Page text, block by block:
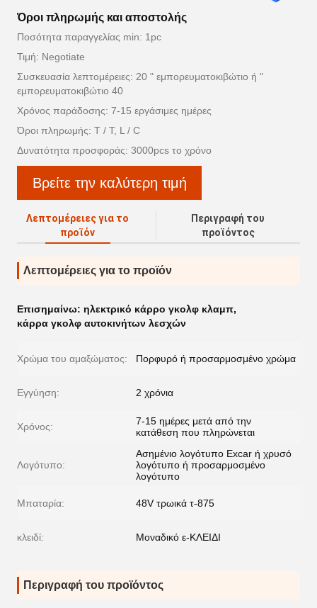
Όροι πληρωμής και αποστολής
Ποσότητα παραγγελίας min: 1pc
Τιμή: Negotiate
Συσκευασία λεπτομέρειες: 20 " εμπορευματοκιβώτιο ή "
εμπορευματοκιβώτιο 40
Χρόνος παράδοσης: 7-15 εργάσιμες ημέρες
Όροι πληρωμής: T / T, L / C
Δυνατότητα προσφοράς: 3000pcs το χρόνο
Βρείτε την καλύτερη τιμή
Λεπτομέρειες για το
προϊόν
Περιγραφή του
προϊόντος
Λεπτομέρειες για το προϊόν
Επισημαίνω: ηλεκτρικό κάρρο γκολφ κλαμπ,
κάρρα γκολφ αυτοκινήτων λεσχών
Χρώμα του αμαξώματος: Πορφυρό ή προσαρμοσμένο χρώμα
Εγγύηση: 2 χρόνια
Χρόνος:
7-15 ημέρες μετά από την
κατάθεση που πληρώνεται
Λογότυπο:
Ασημένιο λογότυπο Excar ή χρυσό
λογότυπο ή προσαρμοσμένο
λογότυπο
Μπαταρία: 48V τρωικά τ-875
κλειδί: Μοναδικό ε-ΚΛΕΙΔΙ
Περιγραφή του προϊόντος